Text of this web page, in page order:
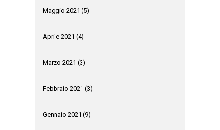
Maggio 2021 (5)
Aprile 2021 (4)
Marzo 2021 (3)
Febbraio 2021 (3)
Gennaio 2021 (9)